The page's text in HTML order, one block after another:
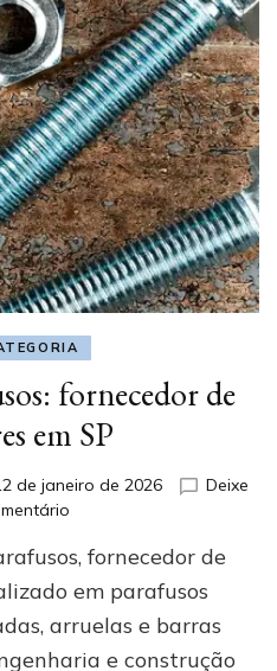
fornecedor de
em SP
de janeiro de 2026
Deixe
em
Parafusos:
fornecedor
fixadores
em
fornecedor de
em parafusos
arruelas e barras
e construção